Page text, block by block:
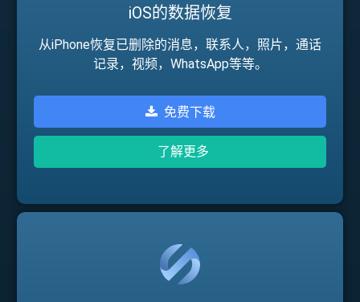
iOS的数据恢复
从iPhone恢复已删除的消息，联系人，照片，通话
记录，视频，WhatsApp等等。
免费下载
了解更多